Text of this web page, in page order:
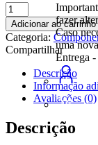
fazer
Caso
uma
Entrega
Mouse
Duex
Sem
Fio
1200dpi
Mo200w
Preto
quantidade
Adicionar ao carrinho
Categoria:
Compartilhar
Descrição
Informação
Avaliações (0)
Descrição